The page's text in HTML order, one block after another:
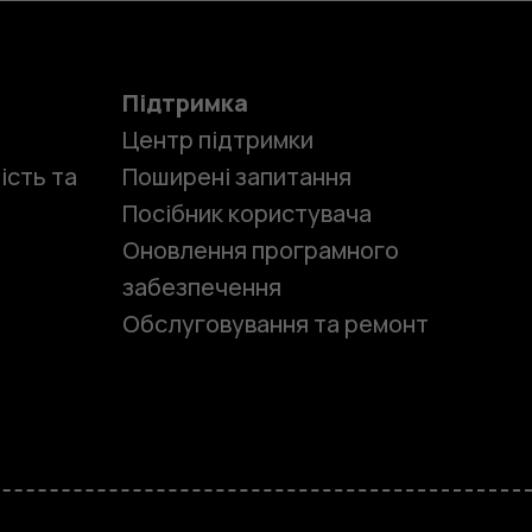
та
Підтримка
Центр підтримки
Поширені запитання
Посібник користувача
Оновлення програмного
забезпечення
Обслуговування та ремонт